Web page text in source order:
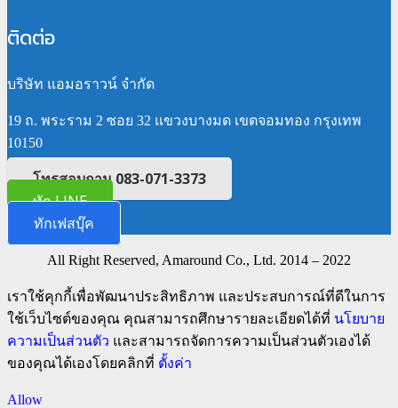
ติดต่อ
บริษัท แอมอราวน์ จำกัด
19 ถ. พระราม 2 ซอย 32 แขวงบางมด เขตจอมทอง กรุงเทพ
10150
โทรสอบถาม 083-071-3373
ทัก LINE
ทักเฟสบุ๊ค
All Right Reserved, Amaround Co., Ltd. 2014 – 2022
เราใช้คุกกี้เพื่อพัฒนาประสิทธิภาพ และประสบการณ์ที่ดีในการ
ใช้เว็บไซต์ของคุณ คุณสามารถศึกษารายละเอียดได้ที่ นโยบาย
ความเป็นส่วนตัว และสามารถจัดการความเป็นส่วนตัวเองได้
ของคุณได้เองโดยคลิกที่ ตั้งค่า
Allow